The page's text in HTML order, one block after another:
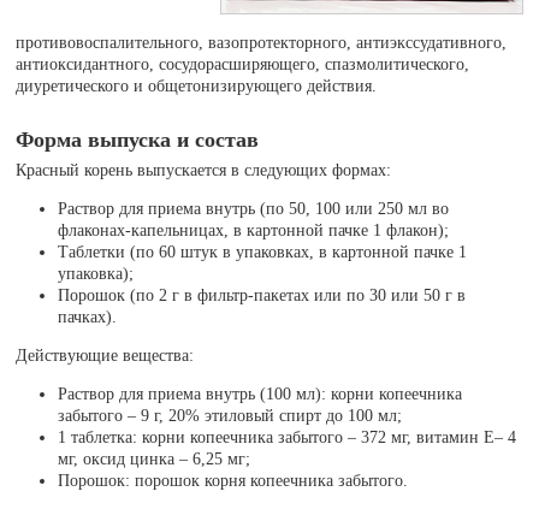
противовоспалительного, вазопротекторного, антиэкссудативного,
антиоксидантного, сосудорасширяющего, спазмолитического,
диуретического и общетонизирующего действия.
Форма выпуска и состав
Красный корень выпускается в следующих формах:
Раствор для приема внутрь (по 50, 100 или 250 мл во
флаконах-капельницах, в картонной пачке 1 флакон);
Таблетки (по 60 штук в упаковках, в картонной пачке 1
упаковка);
Порошок (по 2 г в фильтр-пакетах или по 30 или 50 г в
пачках).
Действующие вещества:
Раствор для приема внутрь (100 мл): корни копеечника
забытого – 9 г, 20% этиловый спирт до 100 мл;
1 таблетка: корни копеечника забытого – 372 мг, витамин E– 4
мг, оксид цинка – 6,25 мг;
Порошок: порошок корня копеечника забытого.